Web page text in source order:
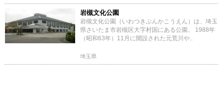
岩槻文化公園
岩槻文化公園（いわつきぶんかこうえん）は、埼玉
県さいたま市岩槻区大字村国にある公園。 1988年
（昭和63年）11月に開設された元荒川や..
埼玉県